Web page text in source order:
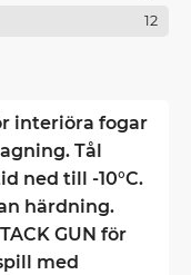
12
interiöra fogar
Tål
ned till -10°C.
härdning.
GUN för
med